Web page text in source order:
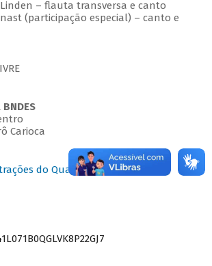
– flauta transversa e canto
(participação especial) – canto e
Carioca
do Quartas Instrumentais